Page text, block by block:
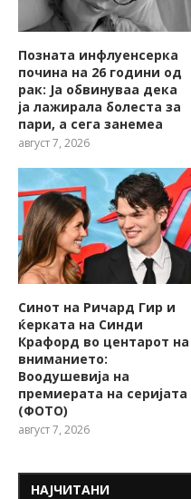
Позната инфлуенсерка
почина на 26 години од
рак: Ја обвинуваа дека
ја лажирала болеста за
пари, а сега занемеа
август 7, 2026
Синот на Ричард Гир и
ќерката на Синди
Крафорд во центарот на
вниманието:
Воодушевија на
премиерата на серијата
(ФОТО)
август 7, 2026
НАЈЧИТАНИ